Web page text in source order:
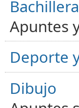
Apuntes
Deporte
Dibujo